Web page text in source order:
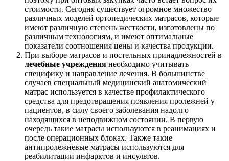
стоимости. Сегодня существует огромное множество
различных моделей ортопедических матрасов, которые
имеют различную степень жесткости, изготовлены по
различным технологиям, и имеют оптимальные
показатели соотношения цены и качества продукции.
При выборе матрасов и постельных принадлежностей в
лечебные учреждения необходимо учитывать
специфику и направление лечения. В большинстве
случаев специальный медицинский анатомический
матрас используется в качестве профилактического
средства для предотвращения появления пролежней у
пациентов, в силу своего заболевания надолго
находящихся в неподвижном состоянии. В первую
очередь такие матрасы используются в реанимациях и
после операционных блоках. Также такие
антипролежневые матрасы используются для
реабилитации инфарктов и инсультов.